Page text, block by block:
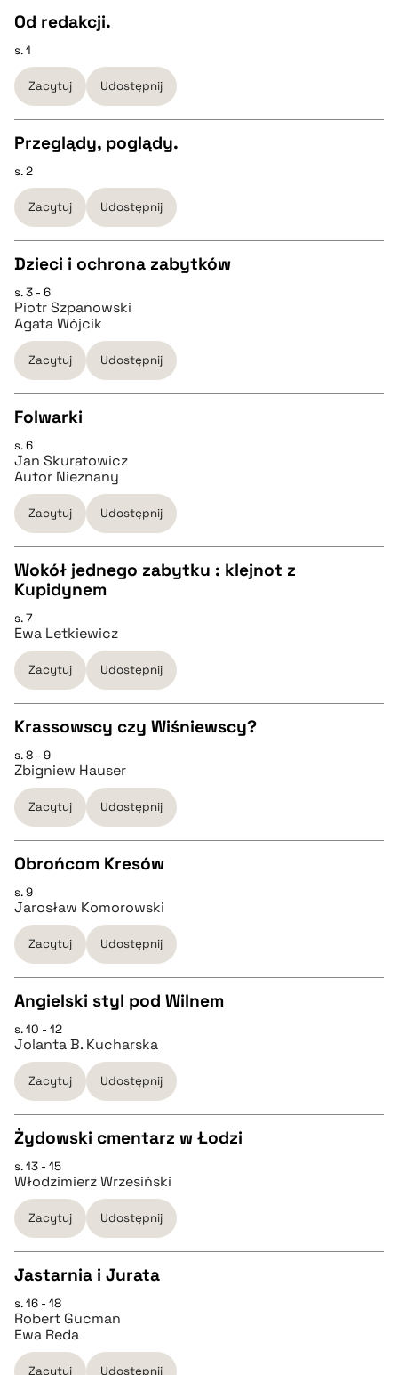
CZYSTY TEKST
pobierz cytat
BIBTEX
pobierz cytat
Od redakcji.
s. 1
Zacytuj Udostępnij
CZYSTY TEKST
pobierz cytat
BIBTEX
pobierz cytat
Przeglądy, poglądy.
s. 2
Zacytuj Udostępnij
CZYSTY TEKST
pobierz cytat
pobierz cytat
Dzieci i ochrona zabytków
s. 3 - 6
Piotr Szpanowski
Agata Wójcik
Zacytuj Udostępnij
CZYSTY TEKST
pobierz cytat
Folwarki
s. 6
Jan Skuratowicz
Autor Nieznany
Zacytuj Udostępnij
CZYSTY TEKST
pobierz cytat
BIBTEX
pobierz cytat
Wokół jednego zabytku : klejnot z
Kupidynem
s. 7
Ewa Letkiewicz
Zacytuj Udostępnij
CZYSTY TEKST
pobierz cytat
BIBTEX
pobierz cytat
Krassowscy czy Wiśniewscy?
s. 8 - 9
Zbigniew Hauser
Zacytuj Udostępnij
CZYSTY TEKST
pobierz cytat
BIBTEX
pobierz cytat
Obrońcom Kresów
s. 9
Jarosław Komorowski
Zacytuj Udostępnij
CZYSTY TEKST
pobierz cytat
BIBTEX
pobierz cytat
Angielski styl pod Wilnem
s. 10 - 12
Jolanta B. Kucharska
Zacytuj Udostępnij
CZYSTY TEKST
pobierz cytat
BIBTEX
pobierz cytat
Żydowski cmentarz w Łodzi
s. 13 - 15
Włodzimierz Wrzesiński
Zacytuj Udostępnij
CZYSTY TEKST
pobierz cytat
Jastarnia i Jurata
s. 16 - 18
Robert Gucman
Ewa Reda
Zacytuj Udostępnij